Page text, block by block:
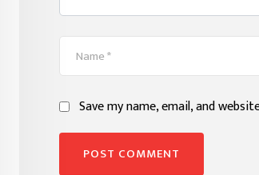
Save my name, email, and